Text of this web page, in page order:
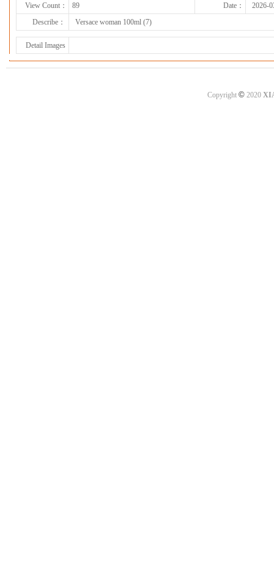
View Count：
89 Date：
2026-
Describe：
Versace woman 100ml (7)
Detail Images
Copyright ©2020